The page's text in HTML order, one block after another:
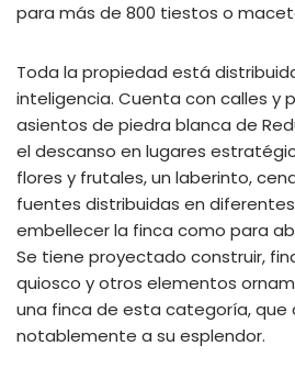
para más de 800 tiestos o
Toda la propiedad está
inteligencia. Cuenta con calles y
asientos de piedra blanca de
el descanso en lugares
flores y frutales, un laberinto,
fuentes distribuidas en
embellecer la finca como para
Se tiene proyectado construir,
quiosco y otros elementos
una finca de esta categoría, que
notablemente a su esplendor.